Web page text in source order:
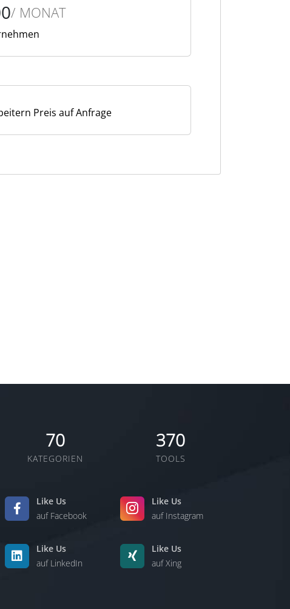
/ MONAT
Preis auf Anfrage
70
KATEGORIEN
370
TOOLS
Like Us
auf Facebook
Like Us
auf Instagram
Like Us
auf LinkedIn
Like Us
auf Xing